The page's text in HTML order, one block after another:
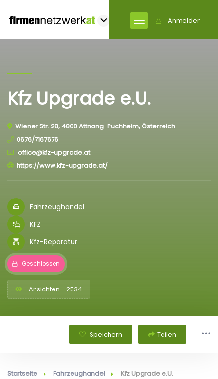
Anmelden
Kfz Upgrade e.U.
Wiener Str. 28, 4800 Attnang-Puchheim, Österreich
0676/7167676
office@kfz-upgrade.at
https://www.kfz-upgrade.at/
Fahrzeughandel
KFZ
Kfz-Reparatur
Geschlossen
Ansichten - 2534
Speichern Teilen
Startseite Fahrzeughandel Kfz Upgrade e.U.